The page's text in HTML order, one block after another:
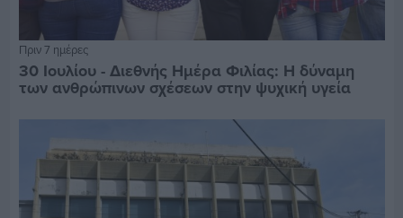
Πριν 7 ημέρες
30 Ιουλίου - Διεθνής Ημέρα Φιλίας: Η δύναμη
των ανθρώπινων σχέσεων στην ψυχική υγεία